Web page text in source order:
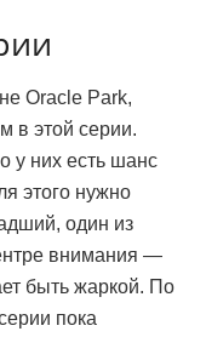
Oracle Park,
в этой серии.
у них есть шанс
этого нужно
один из
внимания —
быть жаркой. По
пока